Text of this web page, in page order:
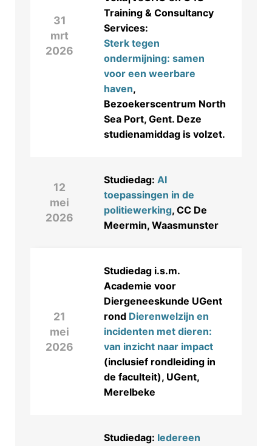
31
mrt
2026
Training & Consultancy
Services:
Sterk tegen
ondermijning: samen
voor een weerbare
haven,
Bezoekerscentrum North
Sea Port, Gent. Deze
studienamiddag is volzet.
12
mei
2026
Studiedag: AI
toepassingen in de
politiewerking, CC De
Meermin, Waasmunster
21
mei
2026
Studiedag i.s.m.
Academie voor
Diergeneeskunde UGent
rond Dierenwelzijn en
incidenten met dieren:
van inzicht naar impact
(inclusief rondleiding in
de faculteit), UGent,
Merelbeke
Studiedag: Iedereen